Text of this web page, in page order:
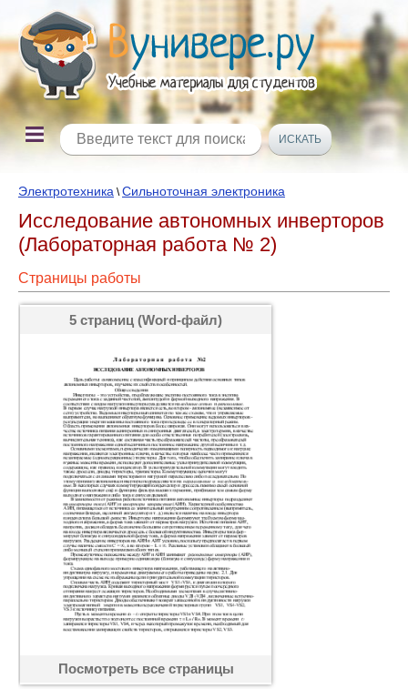
Электротехника \Сильноточная электроника
Исследование автономных инверторов
(Лабораторная работа № 2)
Страницы работы
5 страниц (Word-файл)
Посмотреть все страницы